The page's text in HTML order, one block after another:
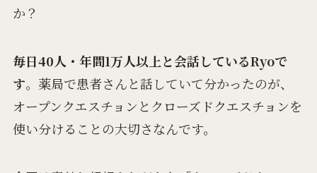
か？
毎日40人・年間1万人以上と会話しているRyoで
す。薬局で患者さんと話していて分かったのが、
オープンクエスチョンとクローズドクエスチョンを
使い分けることの大切さなんです。